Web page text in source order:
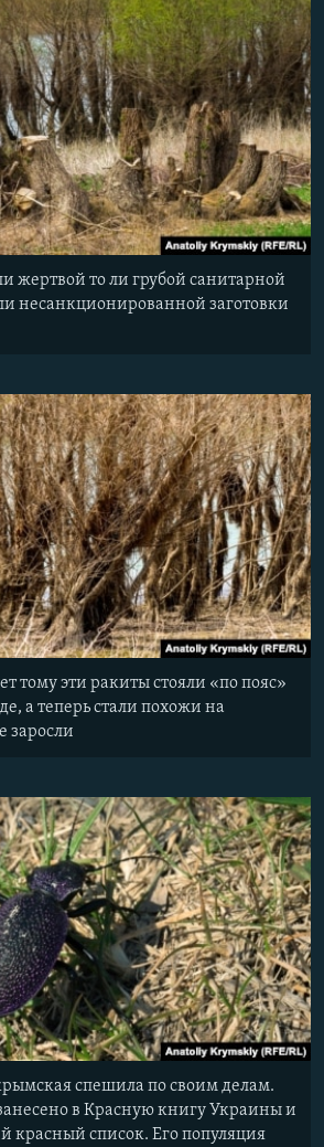
жертвой то ли грубой санитарной
несанкционированной заготовки
тому эти ракиты стояли «по пояс»
а теперь стали похожи на
заросли
спешила по своим делам.
в Красную книгу Украины и
красный список. Его популяция